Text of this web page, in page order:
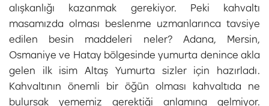
alışkanlığı kazanmak gerekiyor. Peki kahvaltı
masamızda olması beslenme uzmanlarınca tavsiye
edilen besin maddeleri neler? Adana, Mersin,
Osmaniye ve Hatay bölgesinde yumurta denince akla
gelen ilk isim Altaş Yumurta sizler için hazırladı.
Kahvaltının önemli bir öğün olması kahvaltıda ne
bulursak yememiz gerektiği anlamına gelmiyor.